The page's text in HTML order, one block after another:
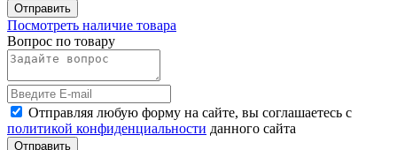
Отправить
Посмотреть наличие товара
Вопрос по товару
Отправляя любую форму на сайте, вы соглашаетесь с
политикой конфиденциальности данного сайта
Отправить